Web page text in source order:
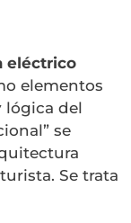
eléctrico
elementos
lógica del
se
Se trata